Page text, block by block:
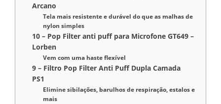
Arcano
Tela mais resistente e durável do que as malhas de
nylon simples
10 – Pop Filter anti puff para Microfone GT649 –
Lorben
Vem com uma haste flexível
9 – Filtro Pop Filter Anti Puff Dupla Camada
PS1
Elimine sibilações, barulhos de respiração, estalos e
mais